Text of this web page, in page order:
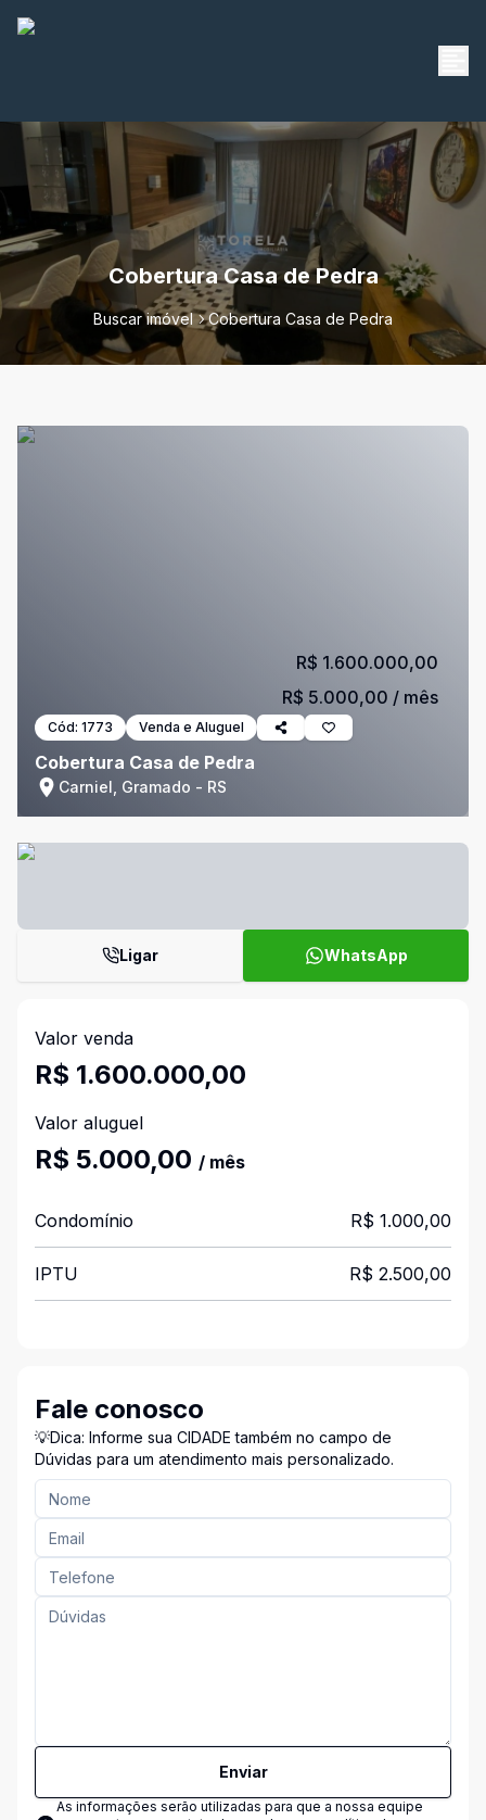
Cobertura Casa de Pedra
Buscar imóvel Cobertura Casa de Pedra
Cód: 1773 Venda e Aluguel
Cobertura Casa de Pedra
Carniel, Gramado - RS
R$ 1.600.000,00
R$ 5.000,00 / mês
Ligar WhatsApp
Valor venda
R$ 1.600.000,00
Valor aluguel
R$ 5.000,00 / mês
Condomínio R$ 1.000,00
IPTU R$ 2.500,00
Fale conosco
💡Dica: Informe sua CIDADE também no campo de
Dúvidas para um atendimento mais personalizado.
Enviar
As informações serão utilizadas para que a nossa equipe